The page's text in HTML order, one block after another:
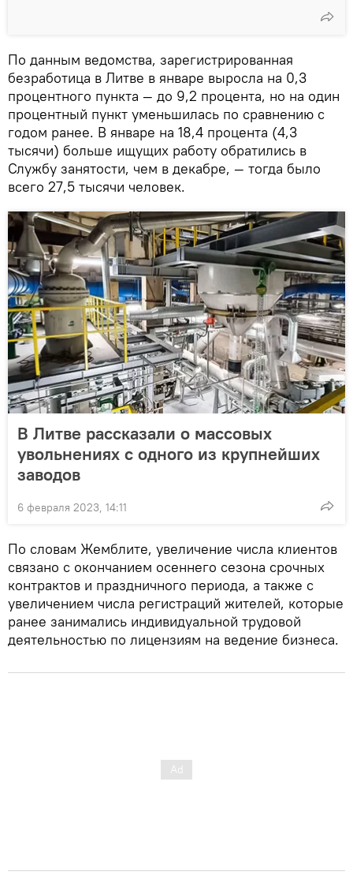
По данным ведомства, зарегистрированная
безработица в Литве в январе выросла на 0,3
процентного пункта — до 9,2 процента, но на один
процентный пункт уменьшилась по сравнению с
годом ранее. В январе на 18,4 процента (4,3
тысячи) больше ищущих работу обратились в
Службу занятости, чем в декабре, — тогда было
всего 27,5 тысячи человек.
В Литве рассказали о массовых
увольнениях с одного из крупнейших
заводов
6 февраля 2023, 14:11
По словам Жемблите, увеличение числа клиентов
связано с окончанием осеннего сезона срочных
контрактов и праздничного периода, а также с
увеличением числа регистраций жителей, которые
ранее занимались индивидуальной трудовой
деятельностью по лицензиям на ведение бизнеса.